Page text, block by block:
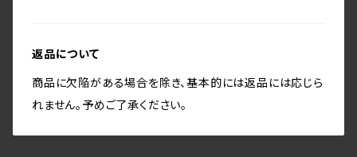
返品について
商品に欠陥がある場合を除き、基本的には返品には応じら
れません。予めご了承ください。